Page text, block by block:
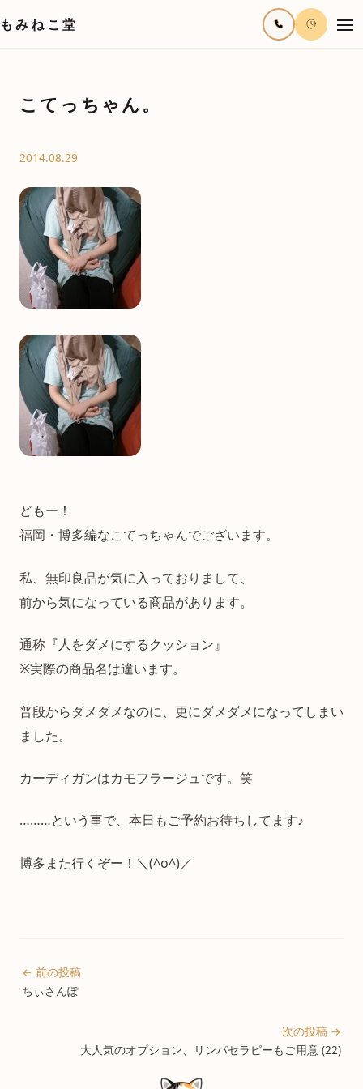
もみねこ堂
こてっちゃん。
2014.08.29
どもー！
福岡・博多編なこてっちゃんでございます。
私、無印良品が気に入っておりまして、
前から気になっている商品があります。
通称『人をダメにするクッション』
※実際の商品名は違います。
普段からダメダメなのに、更にダメダメになってしまい
ました。
カーディガンはカモフラージュです。笑
………という事で、本日もご予約お待ちしてます♪
博多また行くぞー！＼(^o^)／
← 前の投稿
ちぃさんぽ
次の投稿 →
大人気のオプション、リンパセラピーもご用意 (22)